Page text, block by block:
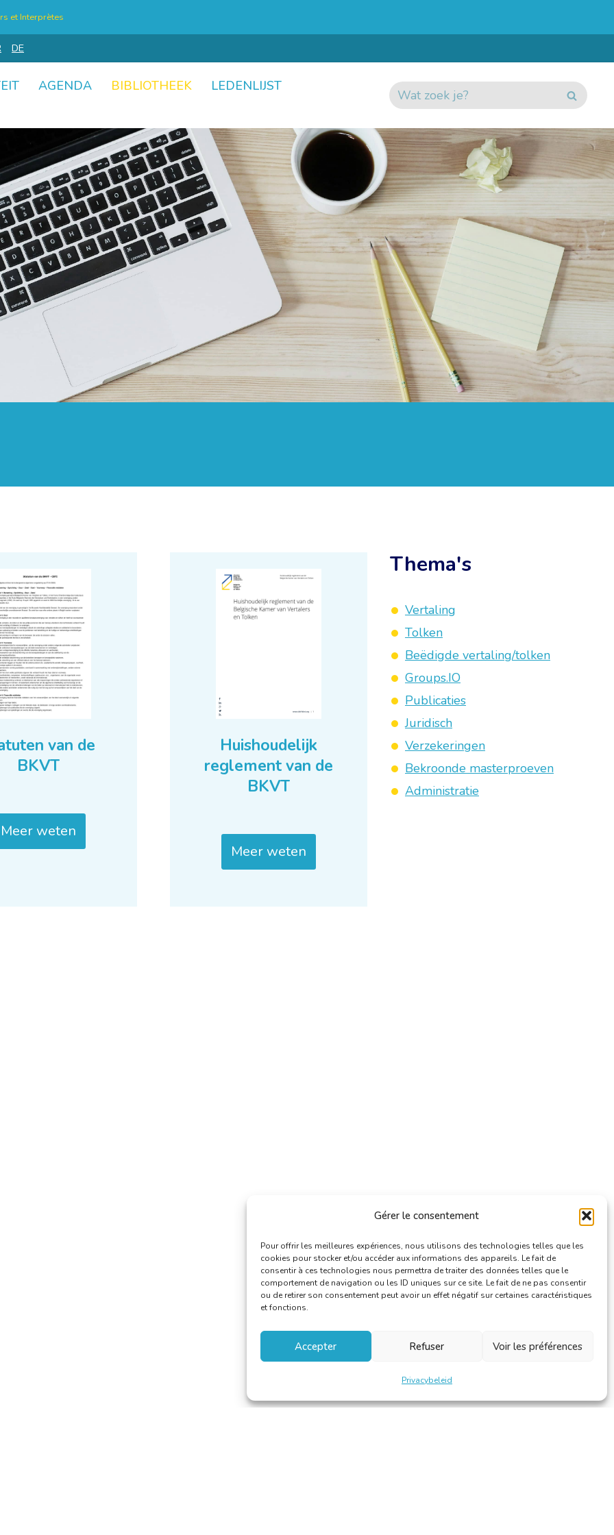
Gérer le consentement
Pour offrir les meilleures expériences, nous utilisons des technologies telles que les
cookies pour stocker et/ou accéder aux informations des appareils. Le fait de
consentir à ces technologies nous permettra de traiter des données telles que le
comportement de navigation ou les ID uniques sur ce site. Le fait de ne pas consentir
ou de retirer son consentement peut avoir un effet négatif sur certaines caractéristiques
et fonctions.
Accepter Refuser Voir les préférences
Privacybeleid
et Interprètes
DE
AGENDA BIBLIOTHEEK
LEDENLIJST
van de
BKVT
Meer weten
Huishoudelijk
reglement van de
BKVT
Meer weten
Thema's
Vertaling
Tolken
Beëdigde vertaling/tolken
Groups.IO
Publicaties
Juridisch
Verzekeringen
Bekroonde masterproeven
Administratie